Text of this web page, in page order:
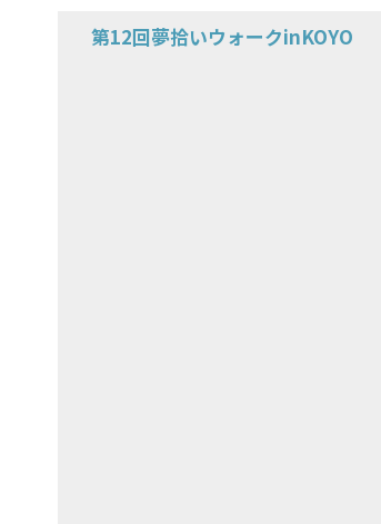
第12回夢拾いウォークinKOYO